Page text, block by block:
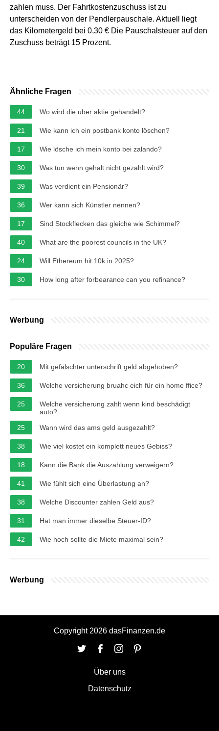
zahlen muss. Der Fahrtkostenzuschuss ist zu
unterscheiden von der Pendlerpauschale. Aktuell liegt
das Kilometergeld bei 0,30 € Die Pauschalsteuer auf den
Zuschuss beträgt 15 Prozent.
Ähnliche Fragen
44 Wo wird die uber aktie gehandelt?
21 Wie kann ich ein postbank konto löschen?
17 Wie lösche ich mein konto bei zalando?
30 Was tun wenn gehalt nicht gezahlt wird?
39 Was verdient ein Pensionär?
36 Wer kann sich Künstler nennen?
17 Sind Stockflecken das gleiche wie Schimmel?
40 What are the poorest councils in the UK?
24 Will Ethereum hit 10k in 2025?
30 How long after forbearance can you refinance?
Werbung
Populäre Fragen
20 Mit gefälschter unterschrift geld abgehoben?
36 Welche versicherung bruahc eich für ein home ffice?
25
Welche versicherung zahlt wenn kind beschädigt
auto?
25
Wann wird das ams geld ausgezahlt?
38 Wie viel kostet ein komplett neues Gebiss?
18 Kann die Bank die Auszahlung verweigern?
41 Wie fühlt sich eine Überlastung an?
38 Welche Discounter zahlen Geld aus?
31 Hat man immer dieselbe Steuer-ID?
42 Wie hoch sollte die Miete maximal sein?
Werbung
Copyright 2026 dasFinanzen.de
Über uns
Datenschutz